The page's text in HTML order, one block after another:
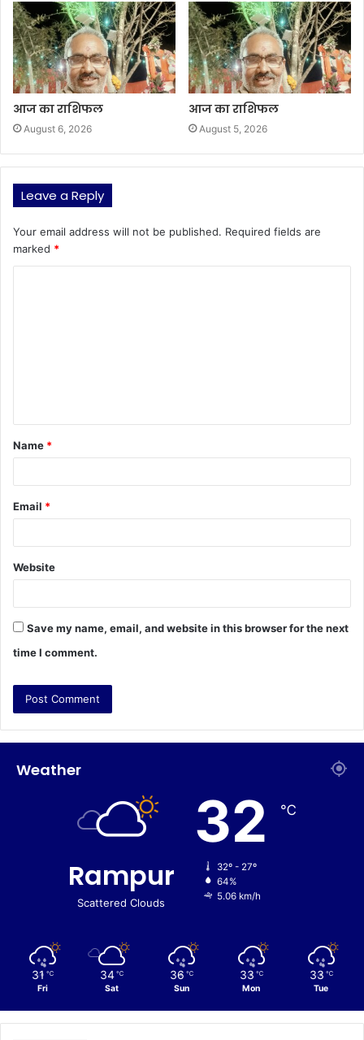
आज का राशिफल
August 6, 2026
आज का राशिफल
August 5, 2026
Leave a Reply
Your email address will not be published. Required fields are
marked *
t
*
Name *
Email *
Website
Save my name, email, and website in this browser for the next
time I comment.
Weather
Rampur
Scattered Clouds
32 ℃
32º - 27º
64%
5.06 km/h
31 ℃
Fri
34 ℃
Sat
36 ℃
Sun
33 ℃
Mon
33 ℃
Tue